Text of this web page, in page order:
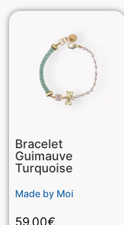
Bracelet
Guimauve
Turquoise
Made by Moi